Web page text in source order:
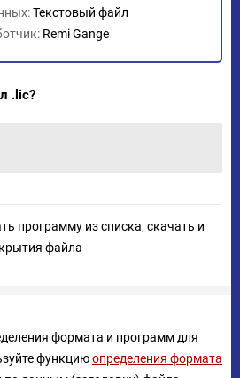
Текстовый файл
Remi Gange
.lic?
программу из списка, скачать и
файла
формата и программ для
функциюопределения формата